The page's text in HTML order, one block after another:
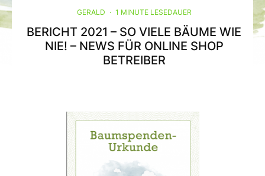
GERALD · 1 MINUTE LESEDAUER
BERICHT 2021 – SO VIELE BÄUME WIE
NIE! – NEWS FÜR ONLINE SHOP
BETREIBER